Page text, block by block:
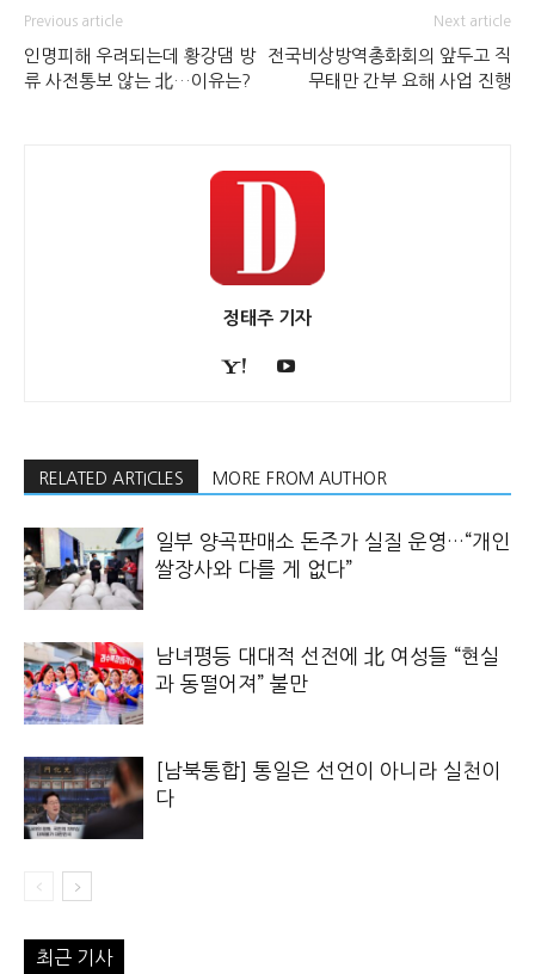
Previous article
인명피해 우려되는데 황강댐 방
류 사전통보 않는 北…이유는?
Next article
전국비상방역총화회의 앞두고 직
무태만 간부 요해 사업 진행
정태주 기자
RELATED ARTICLES MORE FROM AUTHOR
일부 양곡판매소 돈주가 실질 운영…“개인
쌀장사와 다를 게 없다”
남녀평등 대대적 선전에 北 여성들 “현실
과 동떨어져” 불만
[남북통합] 통일은 선언이 아니라 실천이
다
최근 기사